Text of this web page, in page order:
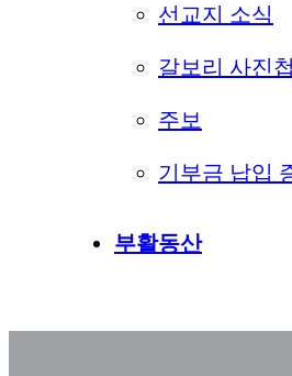
선교지 소식
갈보리 사진첩
주보
기부금 납입
부활동산